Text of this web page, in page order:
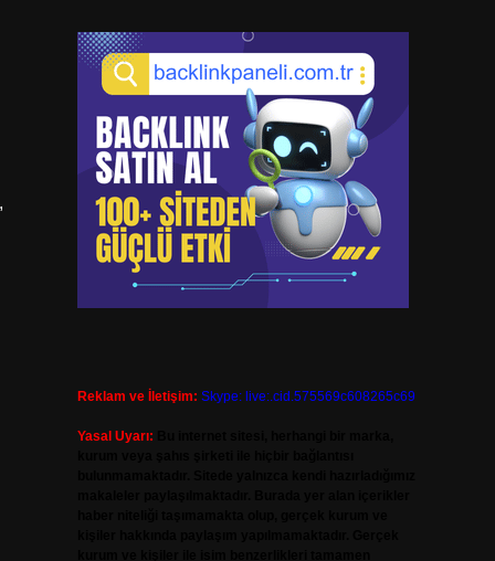
Reklam ve İletişim: Skype: live:.cid.575569c608265c69
Yasal Uyarı: